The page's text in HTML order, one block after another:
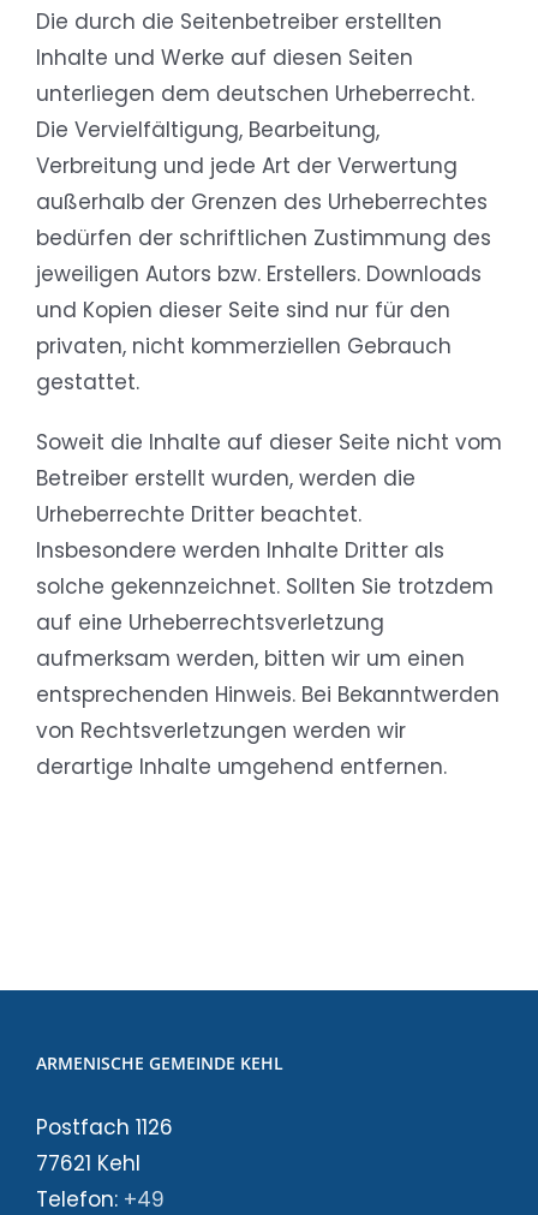
Die durch die Seitenbetreiber erstellten
Inhalte und Werke auf diesen Seiten
unterliegen dem deutschen Urheberrecht.
Die Vervielfältigung, Bearbeitung,
Verbreitung und jede Art der Verwertung
außerhalb der Grenzen des Urheberrechtes
bedürfen der schriftlichen Zustimmung des
jeweiligen Autors bzw. Erstellers. Downloads
und Kopien dieser Seite sind nur für den
privaten, nicht kommerziellen Gebrauch
gestattet.
Soweit die Inhalte auf dieser Seite nicht vom
Betreiber erstellt wurden, werden die
Urheberrechte Dritter beachtet.
Insbesondere werden Inhalte Dritter als
solche gekennzeichnet. Sollten Sie trotzdem
auf eine Urheberrechtsverletzung
aufmerksam werden, bitten wir um einen
entsprechenden Hinweis. Bei Bekanntwerden
von Rechtsverletzungen werden wir
derartige Inhalte umgehend entfernen.
ARMENISCHE GEMEINDE KEHL
Postfach 1126
77621 Kehl
Telefon: +49